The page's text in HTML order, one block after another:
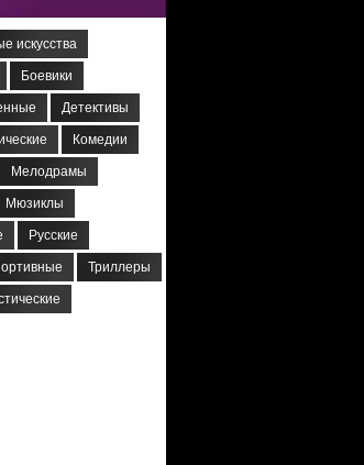
искусства
Боевики
Детективы
Комедии
Мелодрамы
Мюзиклы
Русские
Триллеры